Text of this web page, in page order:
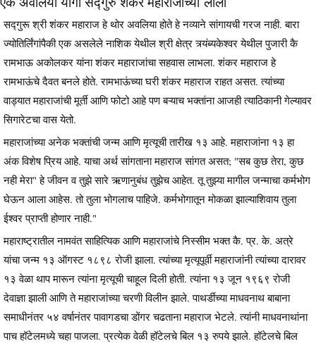
सद्गुरू श्री शंकर महाराज हे थोर अवलिया होते हे नव्याने सांगायची गरज नाही. बारा
ज्योतिर्लिंगांपैकी एक असलेले नाशिक येथील श्री क्षेत्र त्र्यंब्यकेश्वर येथील पुजारी कै
रामभाऊ अकोलकर यांना शंकर महाराजांचा सहवास लाभला. शंकर महाराज हे
रामभाऊंचे दैवत बनले होते. रामभाऊंच्या घरी शंकर महाराज राहत असत. त्यांच्या
वाड्यात महाराजांची मूर्ती आणि फोटो आहे पण बऱ्याच भक्तांना आजही त्याठिकानी गेल्यावर
सिगारेटचा वास येतो.
महाराजांच्या अनेक भक्तांची जन्म आणि मृत्यूची तारीख १३ आहे. महाराजांना १३ हा
अंक विशेष प्रिय आहे. याचा अर्थ सांगताना महाराज सांगत असत; "सब कुछ तेरा, कुछ
नही मेरा" हे जीवन व तुझे सारे ऋणानुबंध तुझेच आहेत. तू तुझ्या मागील जन्माचा कर्मभोग
घेऊन आला आहेस. तो तुला भोगलाच पाहिजे. कर्मभोगातून मोकळा झाल्याशिवाय तुला
ईश्वर प्राप्ती होणार नाही."
महाराष्ट्रातील नामवंत साहित्यिक आणि महाराजांचे निस्सीम भक्त कै. प्र. के. अत्रे
यांचा जन्म १३ ऑगस्ट १८९८ रोजी झाला. त्यांच्या मृत्यूपूर्वी महाराजांनी त्यांच्या दारावर
१३ वेळा थाप मारून त्यांना मृत्यूची चाहूल दिली होती. त्यांना १३ जून १९६९ रोजी
देवाज्ञा झाली आणि ते महाराजांच्या चरणी विलीन झाले. पाथर्डीच्या माधवनाथ बाबाना
समाधीनंतर ५४ वर्षानंतर पावागडचा डोंगर चढताना महाराज भेटले. त्यांनी माधवनाथांना
पाच हॉटेलमध्ये चहा पाजला. प्रत्येक वेळी हॉटेलचे बिल १३ रुपये झाले. हॉटेलचे बिल